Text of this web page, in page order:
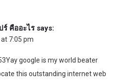
คืออะไร says:
7:05 pm
google is my world beater
this outstanding internet web